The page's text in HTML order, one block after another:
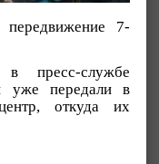
передвижение 7-
в пресс-службе
уже передали в
откуда их